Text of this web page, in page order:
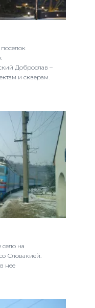
Доброслав –
и скверам.
на
Словакией.
нее